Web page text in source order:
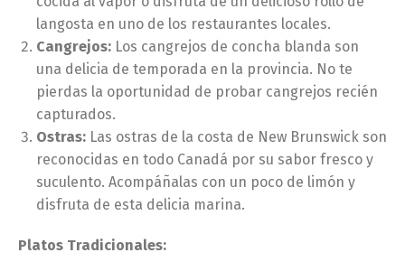
langosta en uno de los restaurantes locales.
Cangrejos: Los cangrejos de concha blanda son
una delicia de temporada en la provincia. No te
pierdas la oportunidad de probar cangrejos recién
capturados.
Ostras: Las ostras de la costa de New Brunswick son
reconocidas en todo Canadá por su sabor fresco y
suculento. Acompáñalas con un poco de limón y
disfruta de esta delicia marina.
Platos Tradicionales: